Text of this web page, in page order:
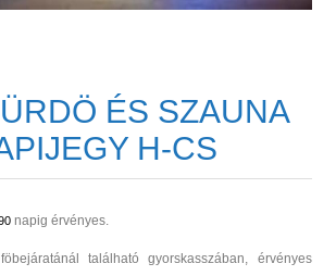
ÉS SZAUNA
H-CS
napig érvényes.
található gyorskasszában, érvényes